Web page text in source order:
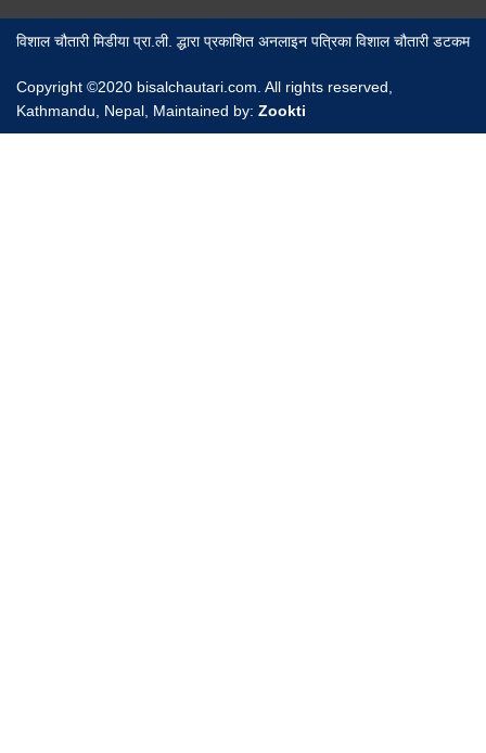
विशाल चौतारी मिडीया प्रा.ली. द्धारा प्रकाशित अनलाइन पत्रिका विशाल चौतारी डटकम
Copyright ©2020 bisalchautari.com. All rights reserved,
Kathmandu, Nepal, Maintained by: Zookti